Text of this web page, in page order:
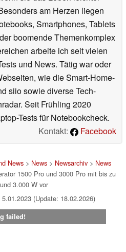
am Herzen liegen
Smartphones, Tablets
boomende Themenkomplex
arbeite ich seit vielen
und News. Tätig war oder
wie die Smart-Home-
siio sowie diverse Tech-
Seit Frühling 2020
Tests für Notebookcheck.
Kontakt:
Facebook
News> News> Newsarchiv> News
1500 Pro und 3000 Pro mit bis zu
3.000 W vor
(Update: 18.02.2026)
failed!